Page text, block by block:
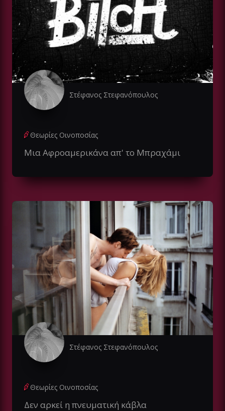
Στέφανος Στεφανόπουλος
Θεωρίες Οινοποσίας
Μια Αφροαμερικάνα απ' το Μπραχάμι
Στέφανος Στεφανόπουλος
Θεωρίες Οινοποσίας
Δεν αρκεί η πνευματική κάβλα